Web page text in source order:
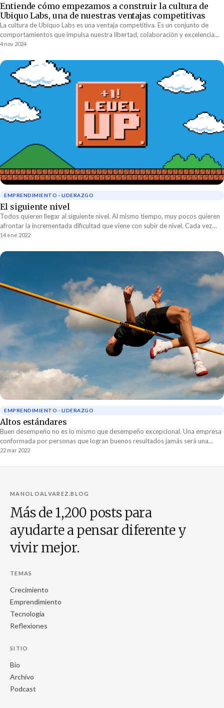
Entiende cómo empezamos a construir la cultura de
Ubiquo Labs, una de nuestras ventajas competitivas
La cultura de Ubiquo Labs es una ventaja competitiva. Es un conjunto de
comportamientos que impulsa nuestra libertad, colaboración y excelencia
día a día. Descubre cómo la construimos.
4 nov 2024
EMPRENDIMIENTO · LIDERAZGO
El siguiente nivel
Todos quieren llegar al siguiente nivel. Al mismo tiempo, muy pocos quieren
afrontar la incrementada dificultad que viene con subir de nivel. Cada vez
que se sube de nivel se deja lo familiar atrás para enfrentar los desconocidos
Estoy hablando de liderar el crecimiento de una empresa.
14 ene 2022
EMPRENDIMIENTO · LIDERAZGO
Altos estándares
Buen desempeño no es lo mismo que desempeño excepcional. Una empresa
conformada por personas que logran buenos resultados jamás será una
empresa líder en el mercado. Con suerte, estas empresas duran unos
22 mar 2022
MANOLOALVAREZ.BLOG
Más de 1,200 posts para
ayudarte a pensar diferente y
vivir mejor.
TEMAS
Crecimiento
Emprendimiento
Tecnología
Reflexiones
SITIO
Bio
Archivo
Podcast